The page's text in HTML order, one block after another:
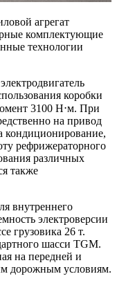
агрегат
комплектующие
технологии
коробки
3100 Н⋅м. При
на привод
кондиционирование,
рефрижераторного
различных
также
внутреннего
электроверсии
грузовика 26 т.
шасси TGM.
на передней и
дорожным условиям.